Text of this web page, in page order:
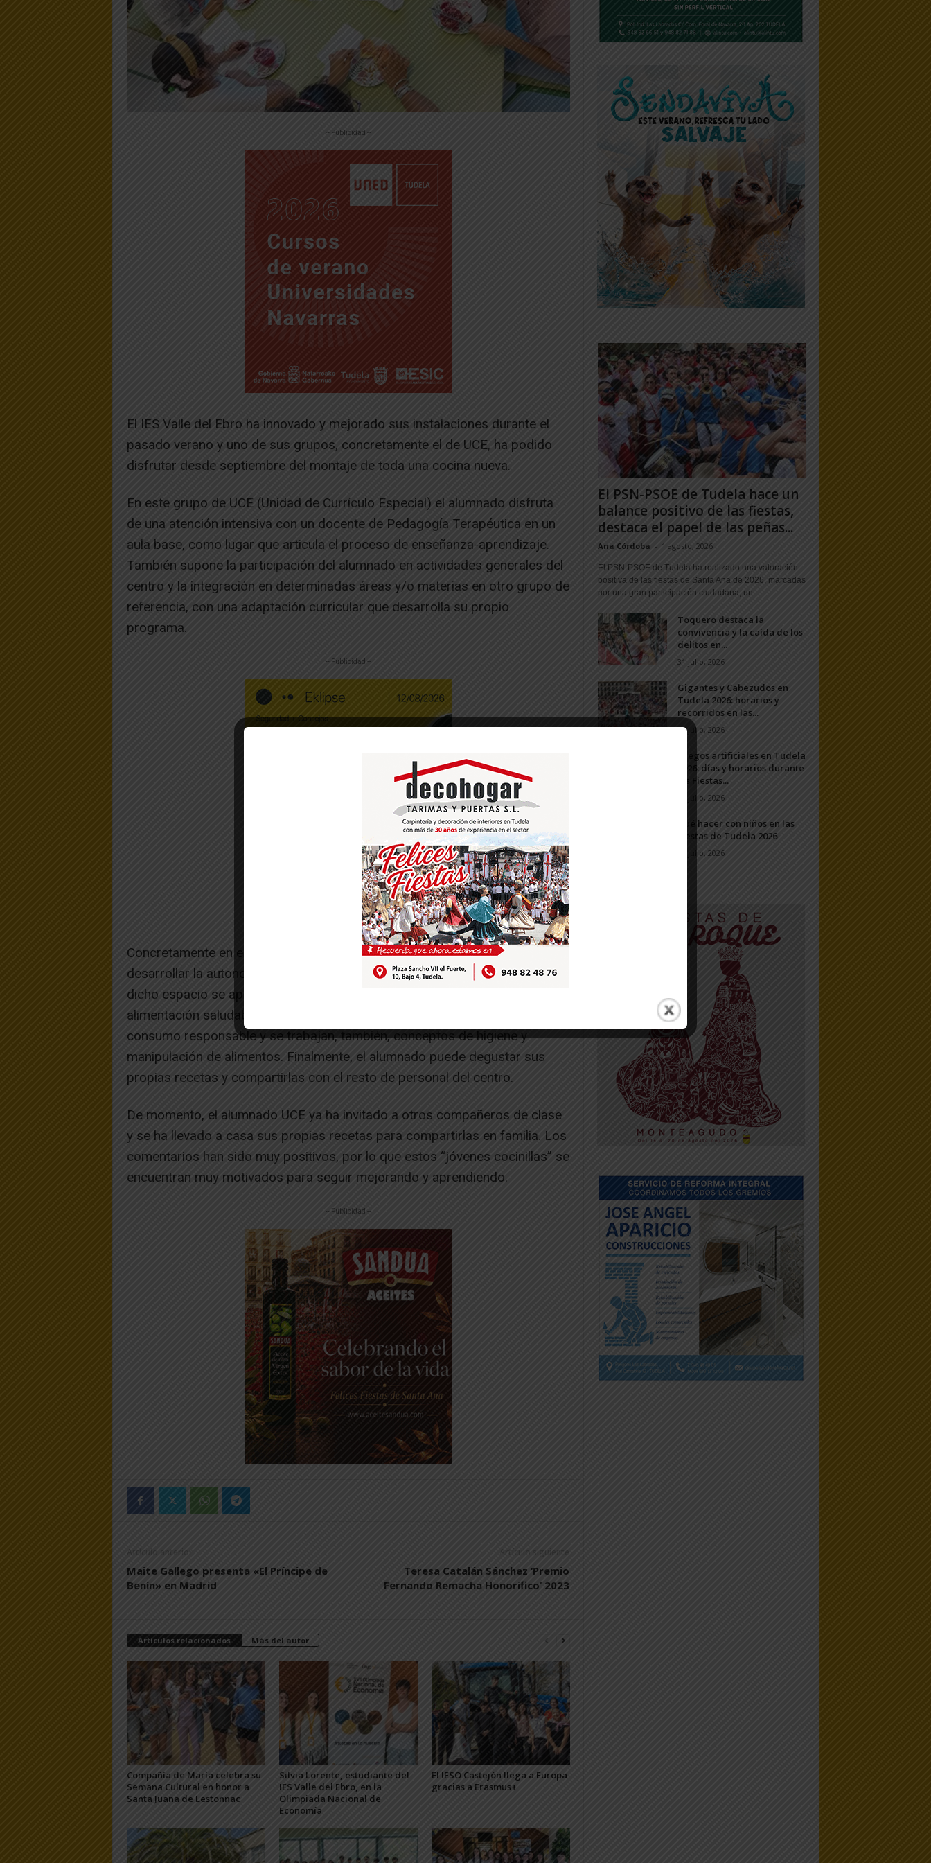
-- Publicidad --
El IES Valle del Ebro ha innovado y mejorado sus instalaciones durante el
pasado verano y uno de sus grupos, concretamente el de UCE, ha podido
disfrutar desde septiembre del montaje de toda una cocina nueva.
En este grupo de UCE (Unidad de Currículo Especial) el alumnado disfruta
de una atención intensiva con un docente de Pedagogía Terapéutica en un
aula base, como lugar que articula el proceso de enseñanza-aprendizaje.
También supone la participación del alumnado en actividades generales del
centro y la integración en determinadas áreas y/o materias en otro grupo de
referencia, con una adaptación curricular que desarrolla su propio
programa.
-- Publicidad --
Concretamente en el Ámbito Socio-Natural, esta nueva cocina sirve para
desarrollar la autonomía del alumnado de UCE y sus habilidades sociales. En
dicho espacio se aprenden tareas básicas de cocina, conceptos sobre
alimentación saludable o los alimentos de temporada, se reflexiona sobre un
consumo responsable y se trabajan, también, conceptos de higiene y
manipulación de alimentos. Finalmente, el alumnado puede degustar sus
propias recetas y compartirlas con el resto de personal del centro.
De momento, el alumnado UCE ya ha invitado a otros compañeros de clase
y se ha llevado a casa sus propias recetas para compartirlas en familia. Los
comentarios han sido muy positivos, por lo que estos “jóvenes cocinillas” se
encuentran muy motivados para seguir mejorando y aprendiendo.
-- Publicidad --
Artículo anterior
Maite Gallego presenta «El Príncipe de
Benín» en Madrid
Artículo siguiente
Teresa Catalán Sánchez ‘Premio
Fernando Remacha Honorifico’ 2023
Artículos relacionados Más del autor
Compañía de María celebra su
Semana Cultural en honor a
Santa Juana de Lestonnac
Silvia Lorente, estudiante del
IES Valle del Ebro, en la
Olimpiada Nacional de
Economía
El IESO Castejón llega a Europa
gracias a Erasmus+
El PSN-PSOE de Tudela hace un
balance positivo de las fiestas,
destaca el papel de las peñas...
Ana Córdoba - 1 agosto, 2026
El PSN-PSOE de Tudela ha realizado una valoración
positiva de las fiestas de Santa Ana de 2026, marcadas
por una gran participación ciudadana, un...
Toquero destaca la
convivencia y la caída de los
delitos en...
31 julio, 2026
Gigantes y Cabezudos en
Tudela 2026: horarios y
recorridos en las...
25 julio, 2026
Fuegos artificiales en Tudela
2026: días y horarios durante
las Fiestas...
24 julio, 2026
Qué hacer con niños en las
Fiestas de Tudela 2026
23 julio, 2026